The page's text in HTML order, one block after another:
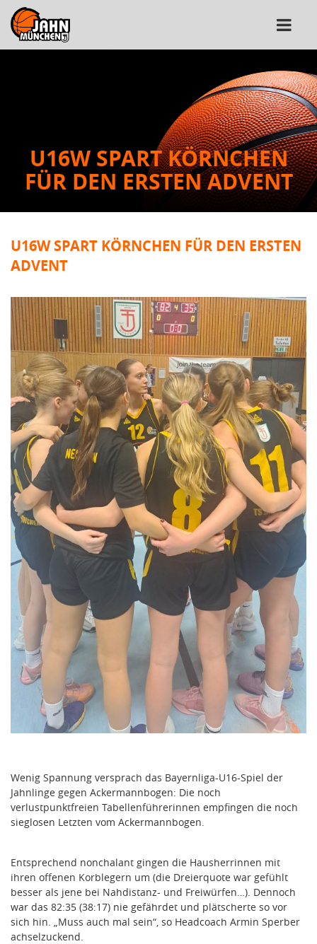
U16W SPART KÖRNCHEN
FÜR DEN ERSTEN ADVENT
U16W SPART KÖRNCHEN FÜR DEN ERSTEN
ADVENT
Wenig Spannung versprach das Bayernliga-U16-Spiel der
Jahnlinge gegen Ackermannbogen: Die noch
verlustpunktfreien Tabellenführerinnen empfingen die noch
sieglosen Letzten vom Ackermannbogen.
Entsprechend nonchalant gingen die Hausherrinnen mit
ihren offenen Korblegern um (die Dreierquote war gefühlt
besser als jene bei Nahdistanz- und Freiwürfen…). Dennoch
war das 82:35 (38:17) nie gefährdet und plätscherte so vor
sich hin. „Muss auch mal sein“, so Headcoach Armin Sperber
achselzuckend.